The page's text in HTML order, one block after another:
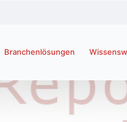
Branchenlösungen